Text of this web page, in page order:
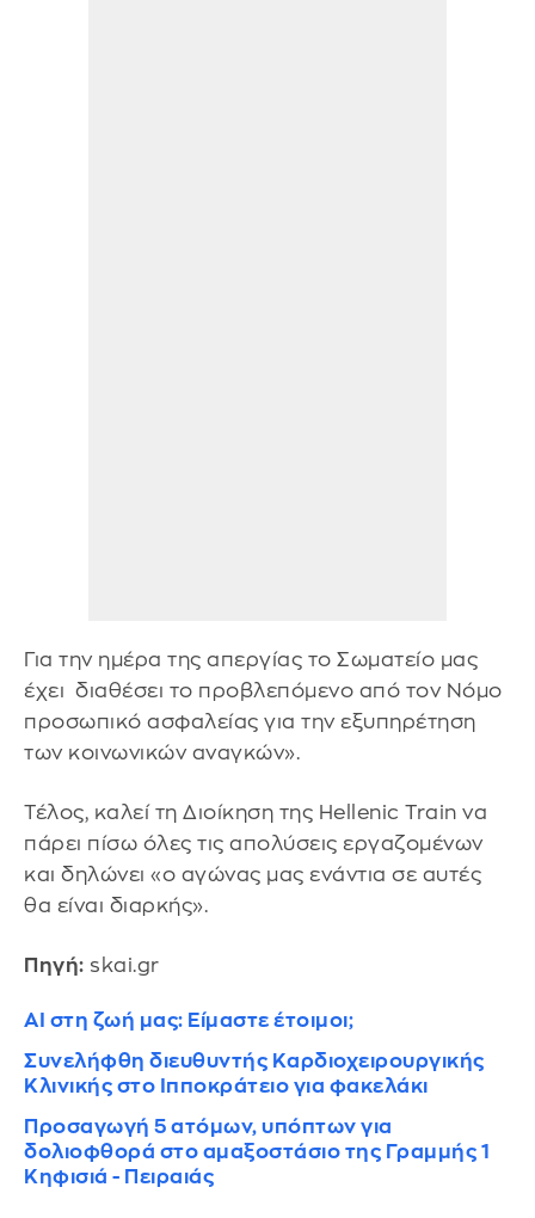
Για την ημέρα της απεργίας το Σωματείο μας
έχει διαθέσει το προβλεπόμενο από τον Νόμο
προσωπικό ασφαλείας για την εξυπηρέτηση
των κοινωνικών αναγκών».
Τέλος, καλεί τη Διοίκηση της Hellenic Train να
πάρει πίσω όλες τις απολύσεις εργαζομένων
και δηλώνει «ο αγώνας μας ενάντια σε αυτές
θα είναι διαρκής».
Πηγή: skai.gr
ΑΙ στη ζωή μας: Είμαστε έτοιμοι;
Συνελήφθη διευθυντής Καρδιοχειρουργικής
Κλινικής στο Ιπποκράτειο για φακελάκι
Προσαγωγή 5 ατόμων, υπόπτων για
δολιοφθορά στο αμαξοστάσιο της Γραμμής 1
Κηφισιά - Πειραιάς